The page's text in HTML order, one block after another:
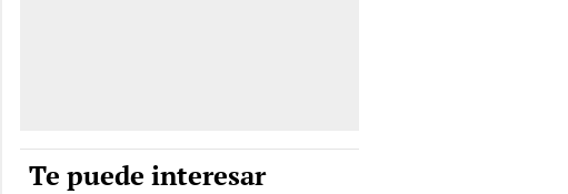
Te puede interesar